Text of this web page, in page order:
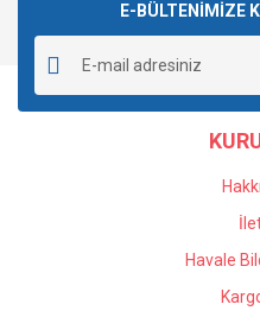
E-BÜLTENİMİZE
Havale